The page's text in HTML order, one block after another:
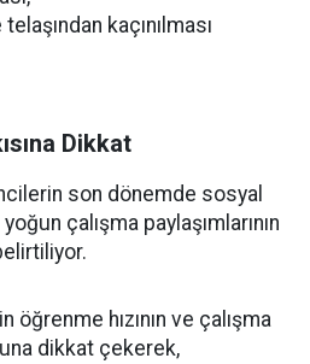
kaçınılması
Dikkat
son dönemde sosyal
çalışma paylaşımlarının
öğrenme hızının ve çalışma
dikkat çekerek,